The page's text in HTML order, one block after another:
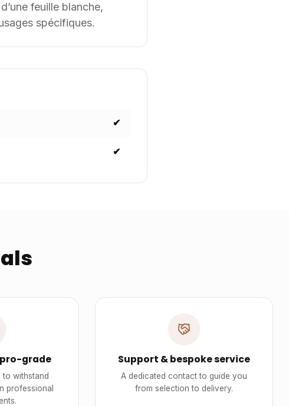
feuille blanche,
spécifiques.
✔
✔
grade
to withstand
professional
Support & bespoke service
A dedicated contact to guide you
from selection to delivery.